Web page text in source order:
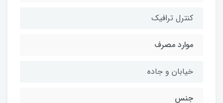
کنترل ترافیک
موارد مصرف
خیابان و جاده
جنس